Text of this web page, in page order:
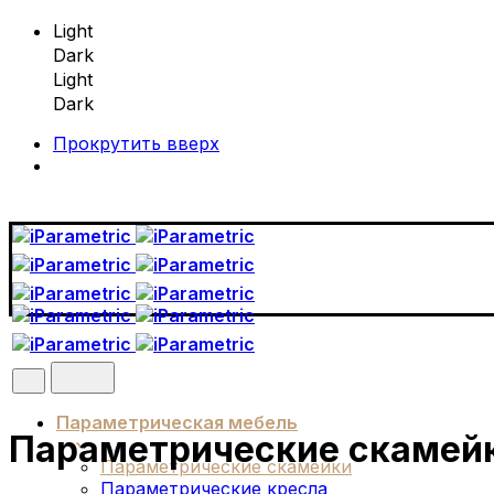
Light
Dark
Light
Dark
Прокрутить вверх
Skip
to
content
Параметрическая мебель
Параметрические скамейки
Параметрические кресла
Параметрические